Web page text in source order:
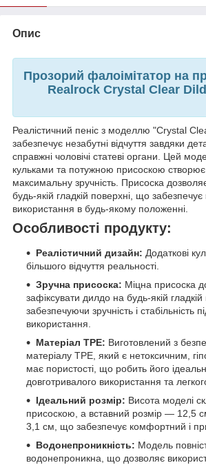
Опис
Прозорий фалоімітатор на
Realrock Crystal Clear
Реалістичний пеніс з моделлю "Crystal
забезпечує незабутні відчуття завдяки
справжні чоловічі статеві органи. Цей
кульками та потужною присоскою
максимальну зручність. Присоска
будь-якій гладкій поверхні, що
використання в будь-якому положенні.
Особливості продукту:
Реалістичний дизайн: Додаткові
більшого відчуття реальності.
Зручна присоска: Міцна присоска
зафіксувати дилдо на будь-якій гладкій
забезпечуючи зручність і стабільність
використання.
Матеріал TPE: Виготовлений з
матеріалу TPE, який є нетоксичним,
має пористості, що робить його
довготривалого використання та
Ідеальний розмір: Висота моделі
присоскою, а вставний розмір — 12,5
3,1 см, що забезпечує комфортний і
Водонепроникність: Модель
водонепроникна, що дозволяє